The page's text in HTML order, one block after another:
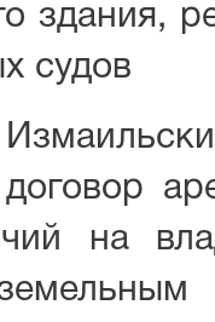
здания,
судов
на